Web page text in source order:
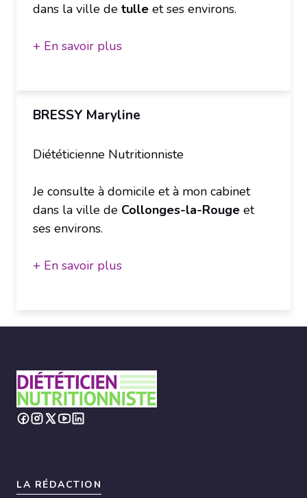
dans la ville de tulle et ses environs.
+ En savoir plus
BRESSY Maryline
Diététicienne Nutritionniste
Je consulte à domicile et à mon cabinet
dans la ville de Collonges-la-Rouge et
ses environs.
+ En savoir plus
LA RÉDACTION